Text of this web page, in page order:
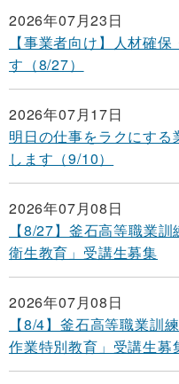
2026年07月23日
【事業者向け】人材確
す（8/27）
2026年07月17日
明日の仕事をラクにす
します（9/10）
2026年07月08日
【8/27】釜石高等職業
衛生教育」受講生募集
2026年07月08日
【8/4】釜石高等職業訓
作業特別教育」受講生募